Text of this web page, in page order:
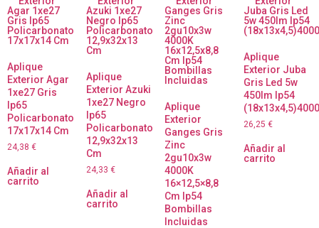
Aplique
Exterior Agar
1xe27 Gris
Ip65
Policarbonato
17x17x14 Cm
24,38 €
Añadir al
carrito
Aplique
Exterior Azuki
1xe27 Negro
Ip65
Policarbonato
12,9x32x13
Cm
24,33 €
Añadir al
carrito
Aplique
Exterior
Ganges Gris
Zinc
2gu10x3w
4000K
16×12,5×8,8
Cm Ip54
Bombillas
Incluidas
Aplique
Exterior Juba
Gris Led 5w
450lm Ip54
26,25 €
Añadir al
carrito